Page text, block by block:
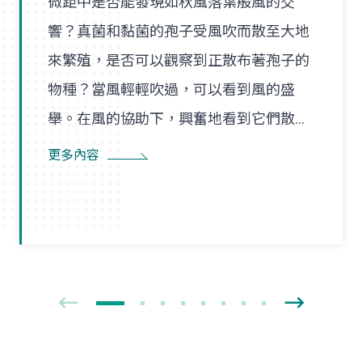
響？真菌和黏菌的孢子受風吹而散至大地
來繁殖，是否可以觀察到正散布著孢子的
物種？當風輕輕吹過，可以看到風的盛
舉。在風的協助下，興奮地看到它們散播
孢子的盛況，在精彩過程中也看到了風的
更多內容